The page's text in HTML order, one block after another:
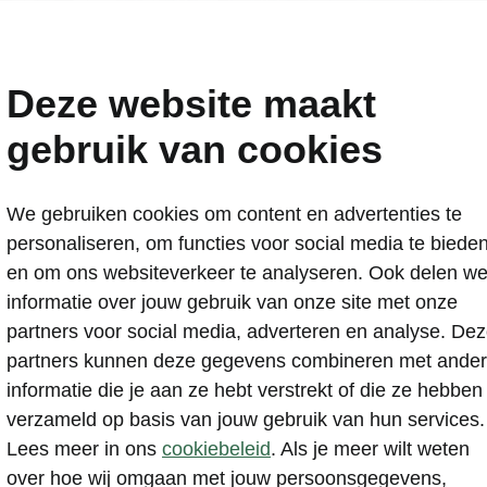
maken
helpen je graag
met:
Hulp bij pech onderweg Contact met een
Deze website maakt
gebruik van cookies
We gebruiken cookies om content en advertenties te
personaliseren, om functies voor social media te bieden
en om ons websiteverkeer te analyseren. Ook delen we
informatie over jouw gebruik van onze site met onze
partners voor social media, adverteren en analyse.
partners kunnen deze gegevens combineren met
informatie die je aan ze hebt verstrekt of die ze hebben
verzameld op basis van jouw gebruik van hun services.
Lees meer in ons cookiebeleid. Als je meer wilt weten
over hoe wij omgaan met jouw persoonsgegevens,